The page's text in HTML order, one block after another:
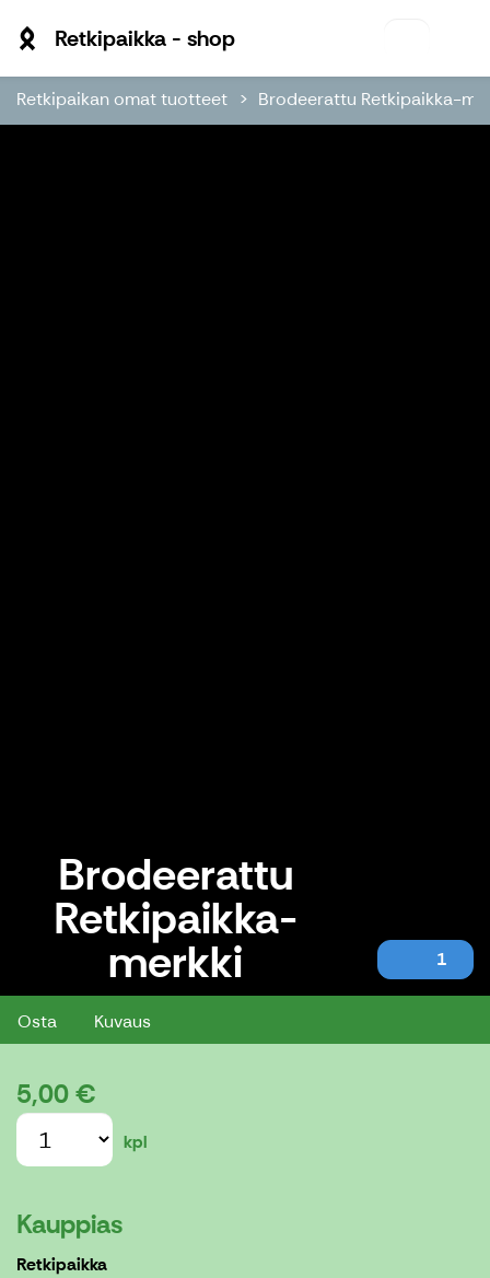
Retkipaikka - shopRetkipaikka - shop
Retkipaikan omat tuotteet Brodeerattu Retkipaikka-
Brodeerattu
Retkipaikka-
merkki 1
Brodeerattu Retkipaikka-merkki
Osta Kuvaus
5,00 €
kpl
Kauppias
Retkipaikka